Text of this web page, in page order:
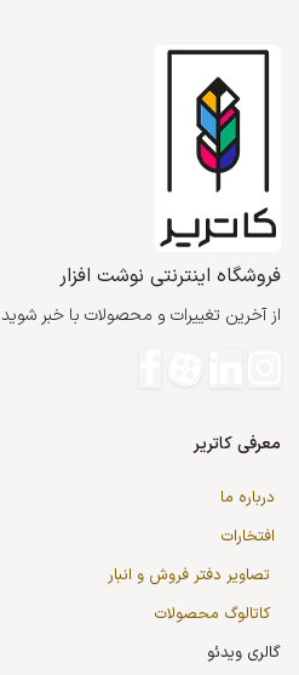
فروشگاه اینترنتی نوشت افزار
از آخرین تغییرات و محصولات با خبر شوید
معرفی کاتریر
درباره ما
افتخارات
تصاویر دفتر فروش و انبار
کاتالوگ محصولات
گالری ویدئو